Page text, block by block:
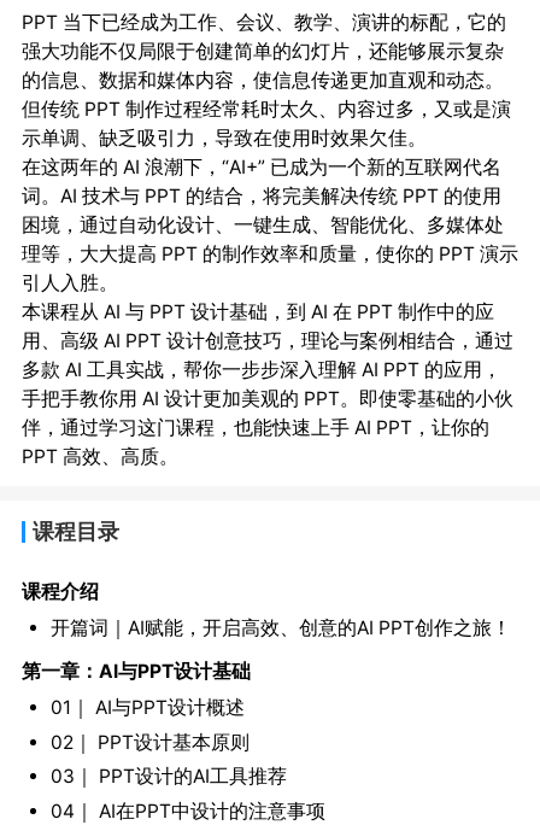
PPT 当下已经成为工作、会议、教学、演讲的标配，它的
强大功能不仅局限于创建简单的幻灯片，还能够展示复杂
的信息、数据和媒体内容，使信息传递更加直观和动态。
但传统 PPT 制作过程经常耗时太久、内容过多，又或是演
示单调、缺乏吸引力，导致在使用时效果欠佳。
在这两年的 AI 浪潮下，“AI+” 已成为一个新的互联网代名
词。AI 技术与 PPT 的结合，将完美解决传统 PPT 的使用
困境，通过自动化设计、一键生成、智能优化、多媒体处
理等，大大提高 PPT 的制作效率和质量，使你的 PPT 演示
引人入胜。
本课程从 AI 与 PPT 设计基础，到 AI 在 PPT 制作中的应
用、高级 AI PPT 设计创意技巧，理论与案例相结合，通过
多款 AI 工具实战，帮你一步步深入理解 AI PPT 的应用，
手把手教你用 AI 设计更加美观的 PPT。即使零基础的小伙
伴，通过学习这门课程，也能快速上手 AI PPT，让你的
PPT 高效、高质。
课程目录
课程介绍
开篇词｜AI赋能，开启高效、创意的AI PPT创作之旅！
第一章：AI与PPT设计基础
01｜ AI与PPT设计概述
02｜ PPT设计基本原则
03｜ PPT设计的AI工具推荐
04｜ AI在PPT中设计的注意事项